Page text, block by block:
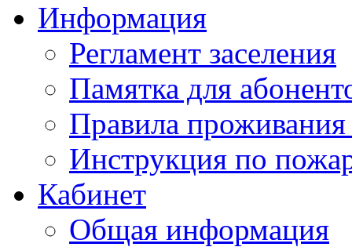
Информация
Регламент заселения
Памятка для
Правила
Инструкция по
Кабинет
Общая информация